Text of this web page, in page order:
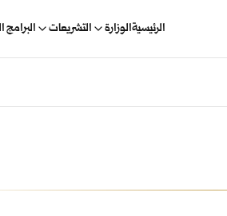
الرئيسيةالوزارة التشريعات